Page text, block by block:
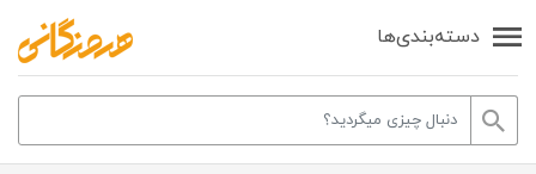
دسته‌بندی‌ها